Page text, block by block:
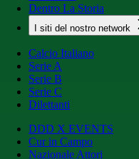
Dentro La Storia
I siti del nostro network
Calcio Italiano
Serie A
Serie B
Serie C
Dilettanti
DDD X EVENTS
Cur in Campo
Nazionale Attori